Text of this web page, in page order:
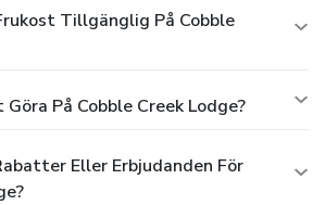
Tillgänglig På Cobble
På Cobble Creek Lodge?
Eller Erbjudanden För